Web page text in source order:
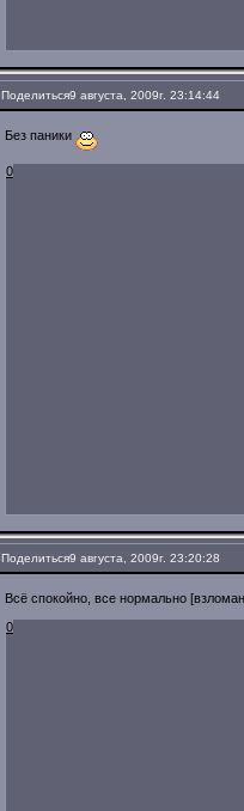
Поделиться9 августа, 2009г. 23:14:44
Без паники
0
Поделиться9 августа, 2009г. 23:20:28
Всё спокойно, все нормально
0